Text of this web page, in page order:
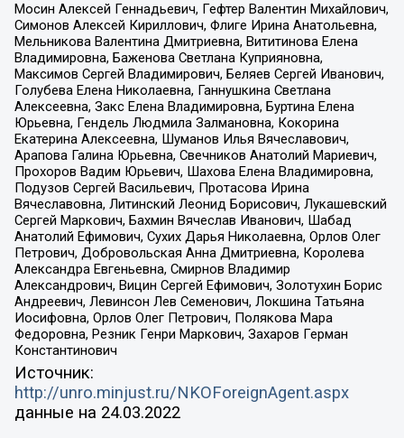
Мосин Алексей Геннадьевич, Гефтер Валентин Михайлович,
Симонов Алексей Кириллович, Флиге Ирина Анатольевна,
Мельникова Валентина Дмитриевна, Вититинова Елена
Владимировна, Баженова Светлана Куприяновна,
Максимов Сергей Владимирович, Беляев Сергей Иванович,
Голубева Елена Николаевна, Ганнушкина Светлана
Алексеевна, Закс Елена Владимировна, Буртина Елена
Юрьевна, Гендель Людмила Залмановна, Кокорина
Екатерина Алексеевна, Шуманов Илья Вячеславович,
Арапова Галина Юрьевна, Свечников Анатолий Мариевич,
Прохоров Вадим Юрьевич, Шахова Елена Владимировна,
Подузов Сергей Васильевич, Протасова Ирина
Вячеславовна, Литинский Леонид Борисович, Лукашевский
Сергей Маркович, Бахмин Вячеслав Иванович, Шабад
Анатолий Ефимович, Сухих Дарья Николаевна, Орлов Олег
Петрович, Добровольская Анна Дмитриевна, Королева
Александра Евгеньевна, Смирнов Владимир
Александрович, Вицин Сергей Ефимович, Золотухин Борис
Андреевич, Левинсон Лев Семенович, Локшина Татьяна
Иосифовна, Орлов Олег Петрович, Полякова Мара
Федоровна, Резник Генри Маркович, Захаров Герман
Константинович
Источник:
http://unro.minjust.ru/NKOForeignAgent.aspx
данные на 24.03.2022